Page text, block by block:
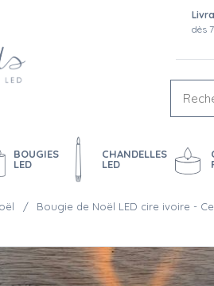
dès
BOUGIES
LED
CHANDELLES
LED
Bougie de Noël LED cire ivoire -